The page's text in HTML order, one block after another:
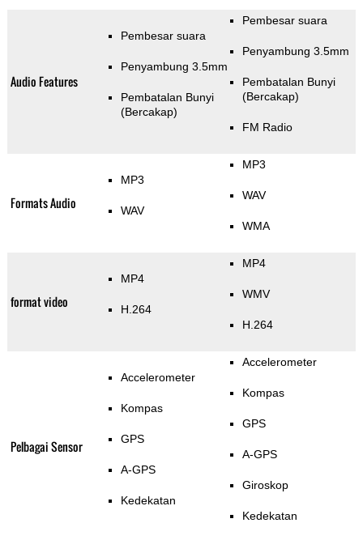
Audio Features
Pembesar suara
Penyambung 3.5mm
Pembatalan Bunyi
(Bercakap)
Pembesar suara
Penyambung 3.5mm
Pembatalan Bunyi
(Bercakap)
FM Radio
Formats Audio
MP3
WAV
MP3
WAV
WMA
format video
MP4
H.264
MP4
WMV
H.264
Pelbagai Sensor
Accelerometer
Kompas
GPS
A-GPS
Kedekatan
Accelerometer
Kompas
GPS
A-GPS
Giroskop
Kedekatan